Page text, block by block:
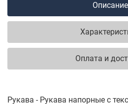
Описание
Оплата и
Рукава - Рукава напорные с